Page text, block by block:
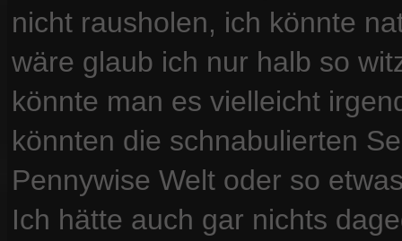
nicht rausholen, ich könnte
wäre glaub ich nur halb so
könnte man es vielleicht
könnten die schnabulierten
Pennywise Welt oder so
Ich hätte auch gar nichts